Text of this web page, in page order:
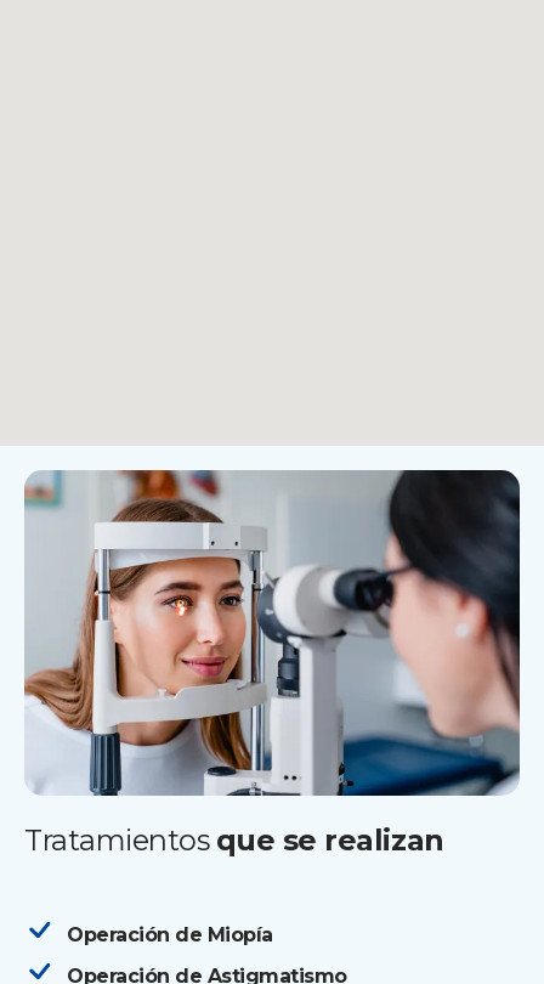
Tratamientos que se realizan
Operación de Miopía
Operación de Astigmatismo